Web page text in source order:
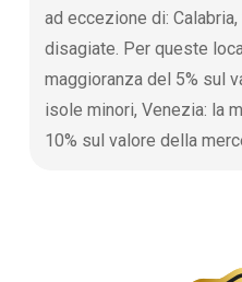
ad eccezione di:
disagiate. Per queste
maggioranza del 5% sul
isole minori, Venezia: la
10% sul valore della